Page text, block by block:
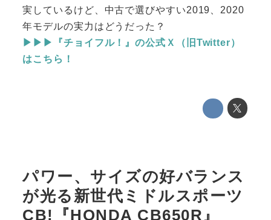
実しているけど、中古で選びやすい2019、2020
年モデルの実力はどうだった？
▶▶▶『チョイフル！』の公式Ｘ（旧Twitter）
はこちら！
パワー、サイズの好バランス
が光る新世代ミドルスポーツ
CB!『HONDA CB650R』